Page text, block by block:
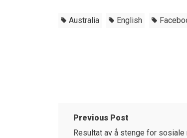
Australia English
Previous Post
Resultat av å stenge for sosiale